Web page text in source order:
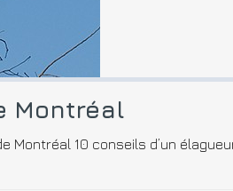
Montréal
10 conseils d’un